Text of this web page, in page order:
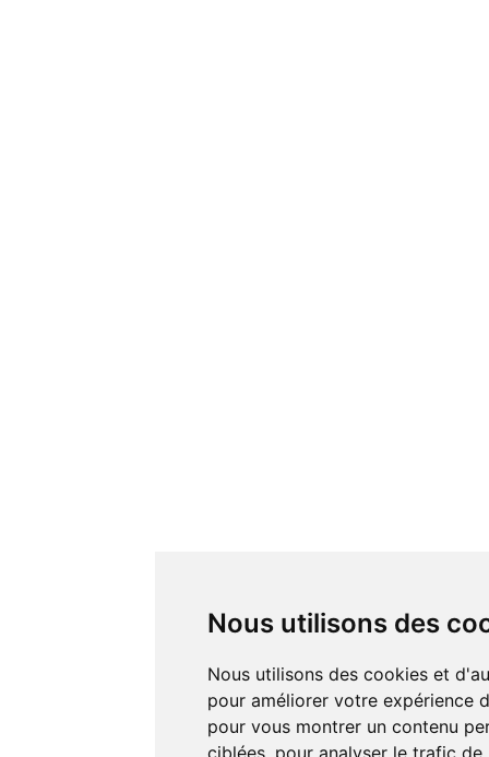
Nous utilisons des
Nous utilisons des cookies et d'autres technologies de suivi
pour améliorer votre expérience
pour vous montrer un contenu
ciblées, pour analyser le trafic